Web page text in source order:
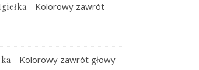
- Kolorowy zawrót
- Kolorowy zawrót głowy